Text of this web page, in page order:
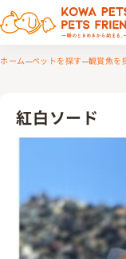
ホーム ペットを探す 観賞魚を
紅白ソード